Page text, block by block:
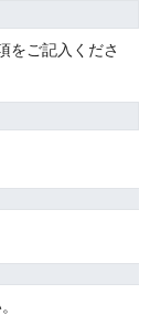
をご記入くださ